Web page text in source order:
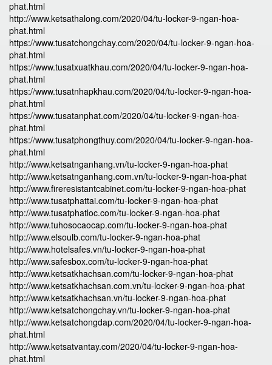
phat.html
http://www.ketsathalong.com/2020/04/tu-locker-9-ngan-hoa-
phat.html
https://www.tusatchongchay.com/2020/04/tu-locker-9-ngan-hoa-
phat.html
https://www.tusatxuatkhau.com/2020/04/tu-locker-9-ngan-hoa-
phat.html
https://www.tusatnhapkhau.com/2020/04/tu-locker-9-ngan-hoa-
phat.html
https://www.tusatanphat.com/2020/04/tu-locker-9-ngan-hoa-
phat.html
https://www.tusatphongthuy.com/2020/04/tu-locker-9-ngan-hoa-
phat.html
http://www.ketsatnganhang.vn/tu-locker-9-ngan-hoa-phat
http://www.ketsatnganhang.com.vn/tu-locker-9-ngan-hoa-phat
http://www.fireresistantcabinet.com/tu-locker-9-ngan-hoa-phat
http://www.tusatphattai.com/tu-locker-9-ngan-hoa-phat
http://www.tusatphatloc.com/tu-locker-9-ngan-hoa-phat
http://www.tuhosocaocap.com/tu-locker-9-ngan-hoa-phat
http://www.elsoulb.com/tu-locker-9-ngan-hoa-phat
http://www.hotelsafes.vn/tu-locker-9-ngan-hoa-phat
http://www.safesbox.com/tu-locker-9-ngan-hoa-phat
http://www.ketsatkhachsan.com/tu-locker-9-ngan-hoa-phat
http://www.ketsatkhachsan.com.vn/tu-locker-9-ngan-hoa-phat
http://www.ketsatkhachsan.vn/tu-locker-9-ngan-hoa-phat
http://www.ketsatchongchay.vn/tu-locker-9-ngan-hoa-phat
http://www.ketsatchongdap.com/2020/04/tu-locker-9-ngan-hoa-
phat.html
http://www.ketsatvantay.com/2020/04/tu-locker-9-ngan-hoa-
phat.html